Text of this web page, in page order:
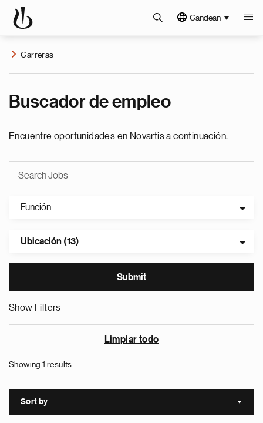
Candean
Carreras
Buscador de empleo
Encuentre oportunidades en Novartis a continuación.
Función
Ubicación (13)
Show Filters
Limpiar todo
Showing 1 results
Sort by Sort